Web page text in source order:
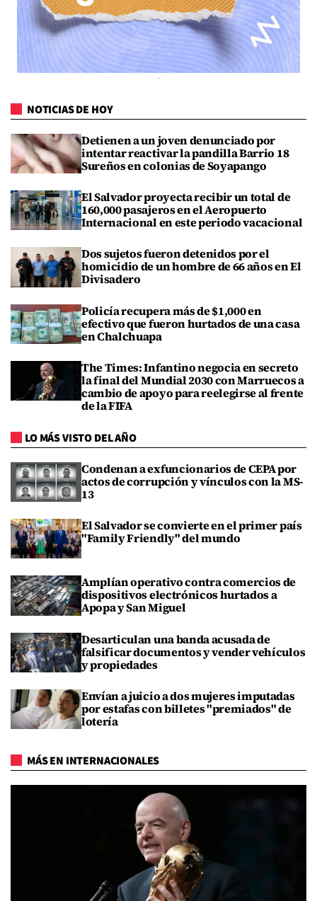
NOTICIAS DE HOY
Detienen a un joven denunciado por
intentar reactivar la pandilla Barrio 18
Sureños en colonias de Soyapango
El Salvador proyecta recibir un total de
160,000 pasajeros en el Aeropuerto
Internacional en este periodo vacacional
Dos sujetos fueron detenidos por el
homicidio de un hombre de 66 años en El
Divisadero
Policía recupera más de $1,000 en
efectivo que fueron hurtados de una casa
en Chalchuapa
The Times: Infantino negocia en secreto
la final del Mundial 2030 con Marruecos a
cambio de apoyo para reelegirse al frente
de la FIFA
LO MÁS VISTO DEL AÑO
Condenan a exfuncionarios de CEPA por
actos de corrupción y vínculos con la MS-
13
El Salvador se convierte en el primer país
"Family Friendly" del mundo
Amplían operativo contra comercios de
dispositivos electrónicos hurtados a
Apopa y San Miguel
Desarticulan una banda acusada de
falsificar documentos y vender vehículos
y propiedades
Envían a juicio a dos mujeres imputadas
por estafas con billetes "premiados" de
lotería
MÁS EN INTERNACIONALES